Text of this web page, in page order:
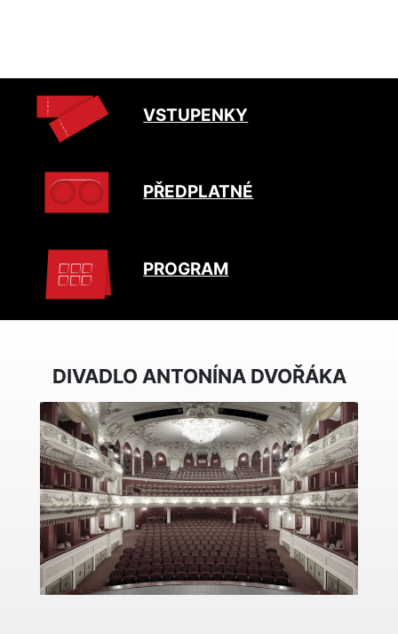
VSTUPENKY
PŘEDPLATNÉ
PROGRAM
DIVADLO ANTONÍNA DVOŘÁKA